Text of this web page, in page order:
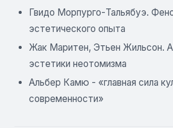
Гвидо Морпурго-Тальябуэ.
эстетического опыта
Жак Маритен, Этьен Жильсон.
эстетики неотомизма
Альбер Камю - «главная сила
современности»